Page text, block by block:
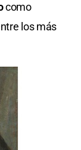
como
los más